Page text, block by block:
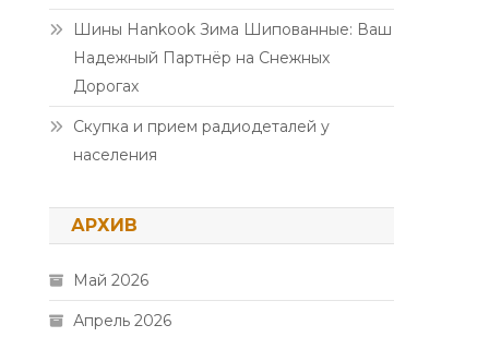
Шины Hankook Зима Шипованные: Ваш
Надежный Партнёр на Снежных
Дорогах
Скупка и прием радиодеталей у
населения
АРХИВ
Май 2026
Апрель 2026